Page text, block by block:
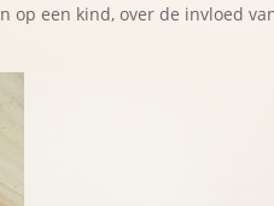
een kind, over de invloed